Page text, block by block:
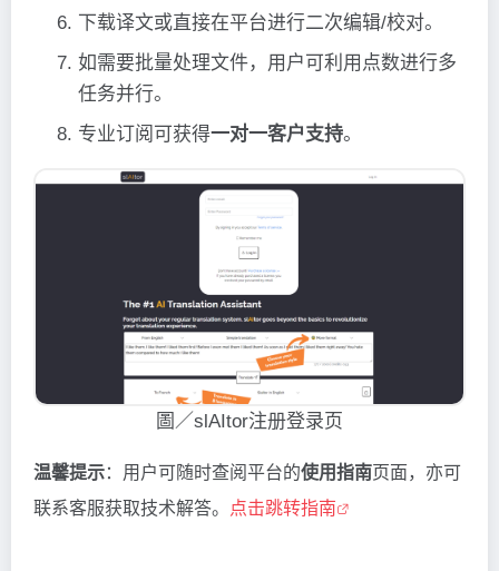
下载译文或直接在平台进行二次编辑/校对。
如需要批量处理文件，用户可利用点数进行多
任务并行。
专业订阅可获得一对一客户支持。
圖／slAItor注册登录页
温馨提示：用户可随时查阅平台的使用指南页面，亦可
联系客服获取技术解答。
点击跳转指南